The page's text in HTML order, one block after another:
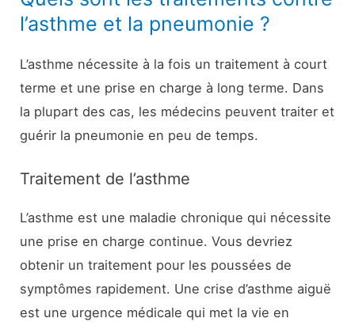
l’asthme et la pneumonie ?
L’asthme nécessite à la fois un traitement à court
terme et une prise en charge à long terme. Dans
la plupart des cas, les médecins peuvent traiter et
guérir la pneumonie en peu de temps.
Traitement de l’asthme
L’asthme est une maladie chronique qui nécessite
une prise en charge continue. Vous devriez
obtenir un traitement pour les poussées de
symptômes rapidement. Une crise d’asthme aiguë
est une urgence médicale qui met la vie en